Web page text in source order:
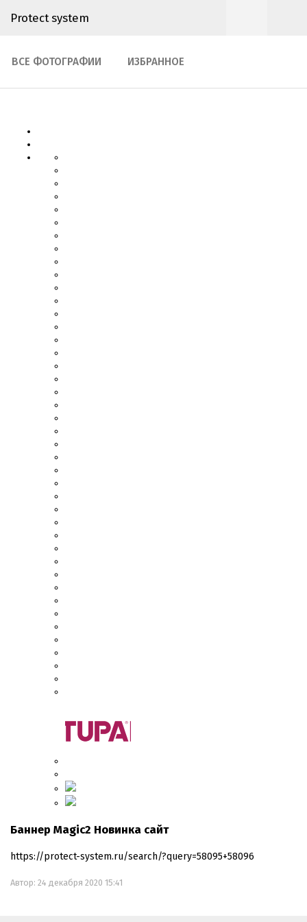
Protect system
ВСЕ ФОТОГРАФИИ ИЗБРАННОЕ
Баннер Magic2 Новинка сайт
https://protect-system.ru/search/?query=58095+58096
Автор: 24 декабря 2020 15:41